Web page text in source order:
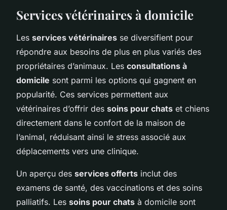
Services vétérinaires à domicile
Les services vétérinaires se diversifient pour
répondre aux besoins de plus en plus variés des
propriétaires d’animaux. Les consultations à
domicile sont parmi les options qui gagnent en
popularité. Ces services permettent aux
vétérinaires d’offrir des soins pour chats et chiens
directement dans le confort de la maison de
l’animal, réduisant ainsi le stress associé aux
déplacements vers une clinique.
Un aperçu des services offerts inclut des
examens de santé, des vaccinations et des soins
palliatifs. Les soins pour chats à domicile sont